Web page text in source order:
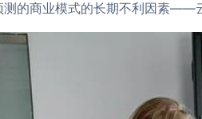
测的商业模式的长期不利因素——